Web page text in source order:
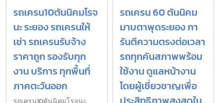
รถเครน10ตันนิคมโรจ
นะ ระยอง รถเครนให้
เช่า รถเครนรับจ้าง
ราคาถูก รองรับทุก
งาน บริการ ทุกพื้นที่
ภาคตะวันออก
รถเครน 60 ตันนิคม
มาบตาพุดระยอง กา
รันตีความตรงต่อเวลา
รถทุกคันสภาพพร้อม
ใช้งาน ดูแลหน้างาน
โดยผู้เชี่ยวชาญเพื่อ